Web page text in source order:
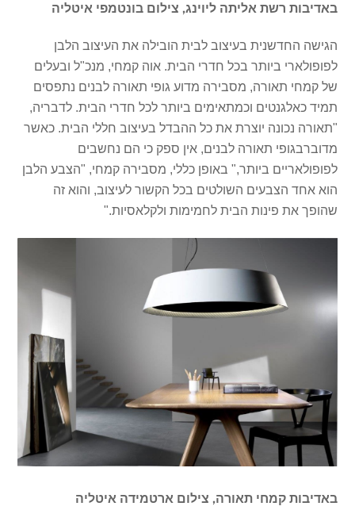
באדיבות רשת אליתה ליוינג, צילום בונטמפי איטליה
הגישה החדשנית בעיצוב לבית הובילה את העיצוב הלבן
לפופולארי ביותר בכל חדרי הבית. אוה קמחי, מנכ"ל ובעלים
של קמחי תאורה, מסבירה מדוע גופי תאורה לבנים נתפסים
תמיד כאלגנטים וכמתאימים ביותר לכל חדרי הבית. לדבריה,
"תאורה נכונה יוצרת את כל ההבדל בעיצוב חללי הבית. כאשר
מדוברבגופי תאורהלבנים, אין ספק כי הם נחשבים
לפופולאריים ביותר," באופן כללי, מסבירה קמחי, "הצבע הלבן
הוא אחד הצבעים השולטים בכל הקשור לעיצוב, והוא זה
שהופך את פינות הבית לחמימות ולקלאסיות."
באדיבות קמחי תאורה, צילום ארטמידה איטליה